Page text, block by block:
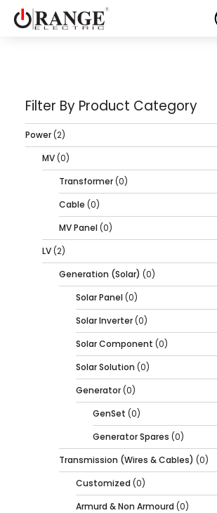
Filter By Product Category
Power(2)
MV(0)
Transformer(0)
Cable (0)
MV Panel(0)
LV(2)
Generation (Solar) (0)
Solar Panel(0)
Solar Inverter(0)
Solar Component (0)
Solar Solution (0)
Generator(0)
GenSet (0)
Generator Spares (0)
Transmission (Wires & Cables) (0)
Customized (0)
Armurd & Non Armourd (0)